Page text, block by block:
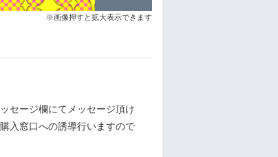
※画像押すと拡大表示できます
セージ欄にてメッセージ頂け
入窓口への誘導行いますので